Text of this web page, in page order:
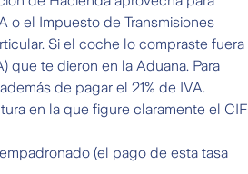
o el Impuesto de Transmisiones
Si el coche lo compraste fuera
que te dieron en la Aduana. Para
de pagar el 21% de IVA.
en la que figure claramente el CIF
(el pago de esta tasa